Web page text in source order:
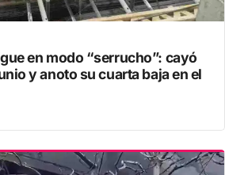
en modo “serrucho”: cayó
y anoto su cuarta baja en el